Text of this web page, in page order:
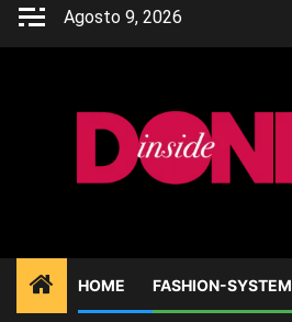
Skip
Agosto 9, 2026
HOME FASHION-SYSTEM